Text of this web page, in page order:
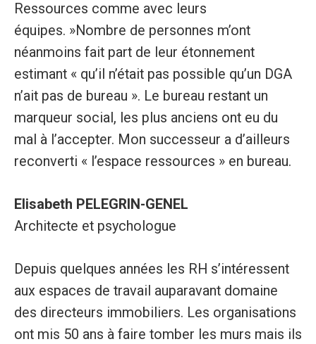
Ressources comme avec leurs
équipes. »Nombre de personnes m’ont
néanmoins fait part de leur étonnement
estimant « qu’il n’était pas possible qu’un DGA
n’ait pas de bureau ». Le bureau restant un
marqueur social, les plus anciens ont eu du
mal à l’accepter. Mon successeur a d’ailleurs
reconverti « l’espace ressources » en bureau.
Elisabeth PELEGRIN-GENEL
Architecte et psychologue
Depuis quelques années les RH s’intéressent
aux espaces de travail auparavant domaine
des directeurs immobiliers. Les organisations
ont mis 50 ans à faire tomber les murs mais ils